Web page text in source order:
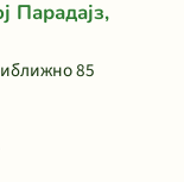
Парадајз,
85